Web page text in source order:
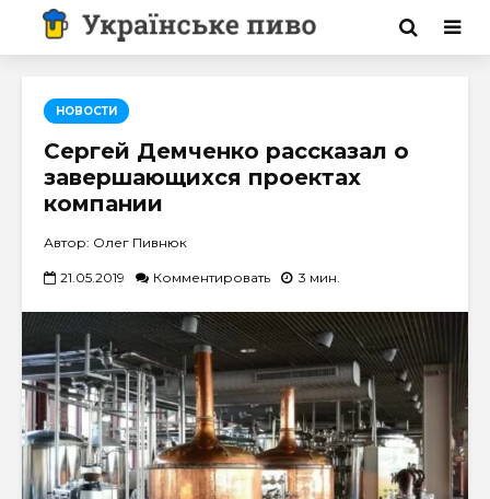
НОВОСТИ
Сергей Демченко рассказал о
завершающихся проектах
компании
Автор: Олег Пивнюк
21.05.2019 Комментировать 3 мин.